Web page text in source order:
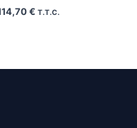
€ T.T.C.